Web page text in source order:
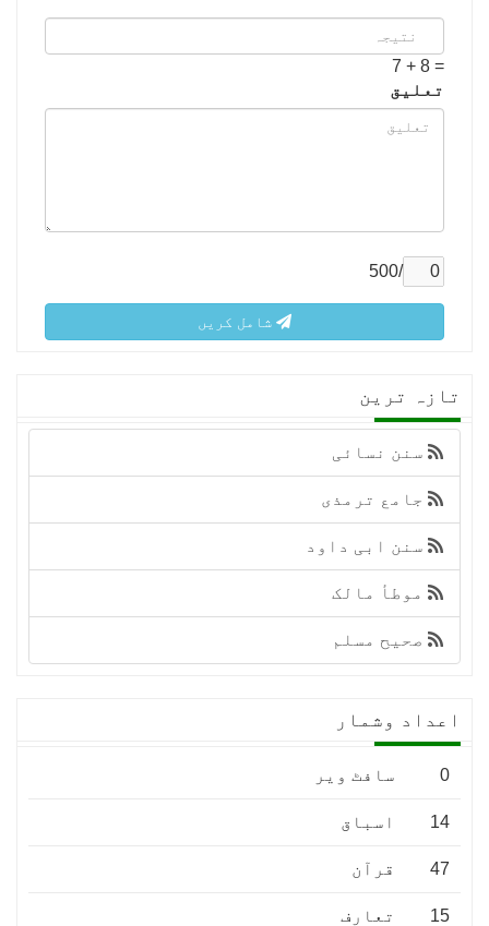
= 8 + 7
تعلیق
/500
شامل کریں
تازہ ترین
سنن نسائی
جامع ترمذی
سنن ابی داود
موطأ مالک
صحیح مسلم
اعداد وشمار
0 سافٹ ویر
14 اسباق
47 قرآن
15 تعارف